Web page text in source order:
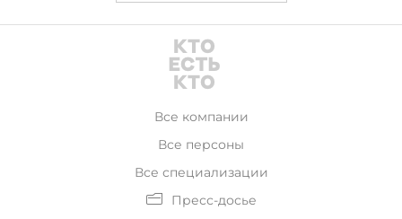
Все компании
Все персоны
Все специализации
Пресс-досье